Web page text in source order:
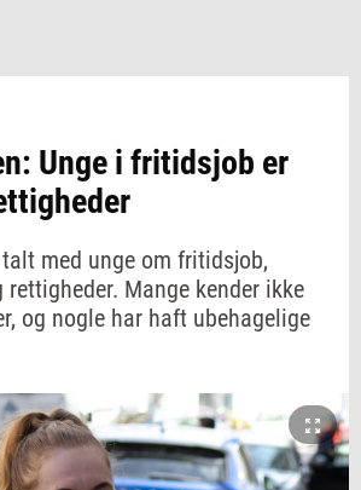
Unge i fritidsjob er
med unge om fritidsjob,
Mange kender ikke
og nogle har haft ubehagelige